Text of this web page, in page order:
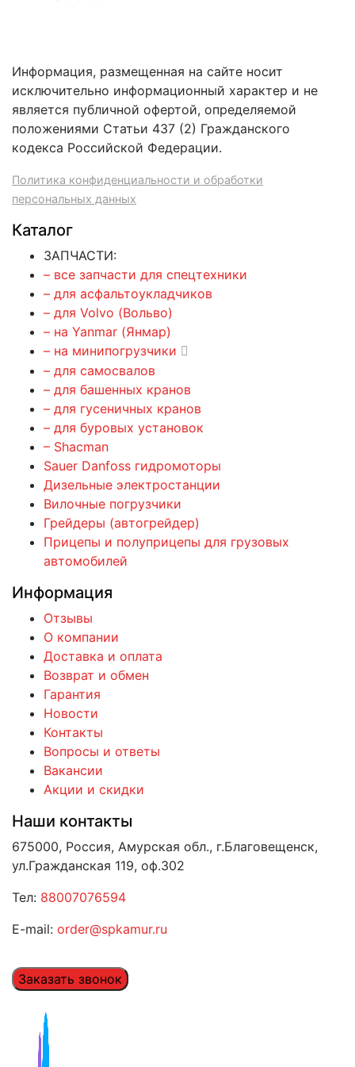
Информация, размещенная на сайте носит
исключительно информационный характер и не
является публичной офертой, определяемой
положениями Статьи 437 (2) Гражданского
кодекса Российской Федерации.
Политика конфиденциальности и обработки
персональных данных
Каталог
ЗАПЧАСТИ:
– все запчасти для спецтехники
– для асфальтоукладчиков
– для Volvo (Вольво)
– на Yanmar (Янмар)
– на минипогрузчики
– для самосвалов
– для башенных кранов
– для гусеничных кранов
– для буровых установок
– Shacman
Sauer Danfoss гидромоторы
Дизельные электростанции
Вилочные погрузчики
Грейдеры (автогрейдер)
Прицепы и полуприцепы для грузовых
автомобилей
Информация
Отзывы
О компании
Доставка и оплата
Возврат и обмен
Гарантия
Новости
Контакты
Вопросы и ответы
Вакансии
Акции и скидки
Наши контакты
675000, Россия, Амурская обл., г.Благовещенск,
ул.Гражданская 119, оф.302
Тел: 88007076594
E-mail: order@spkamur.ru
Заказать звонок